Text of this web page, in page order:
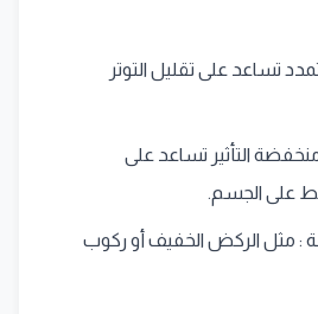
تساعد على تقليل التوتر
التأثير تساعد على
على الجسم.
: مثل الركض الخفيف أو ركوب